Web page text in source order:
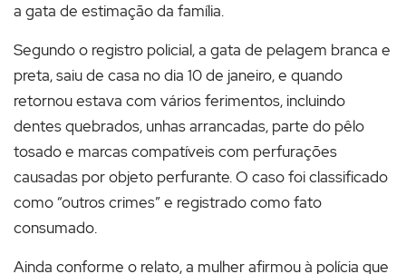
a gata de estimação da família.
Segundo o registro policial, a gata de pelagem branca e
preta, saiu de casa no dia 10 de janeiro, e quando
retornou estava com vários ferimentos, incluindo
dentes quebrados, unhas arrancadas, parte do pêlo
tosado e marcas compatíveis com perfurações
causadas por objeto perfurante. O caso foi classificado
como “outros crimes” e registrado como fato
consumado.
Ainda conforme o relato, a mulher afirmou à polícia que